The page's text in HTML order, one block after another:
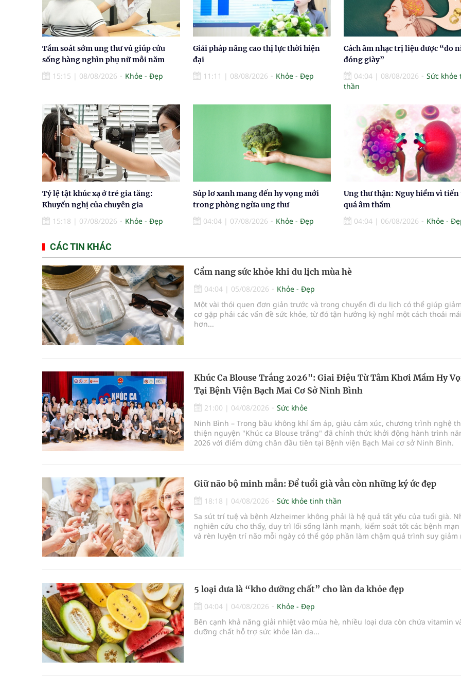
Tầm soát sớm ung thư vú giúp cứu
sống hàng nghìn phụ nữ mỗi năm
15:15 | 08/08/2026 Khỏe - Đẹp
Giải pháp nâng cao thị lực thời hiện
đại
11:11 | 08/08/2026 Khỏe - Đẹp
Cách âm nhạc trị liệu được “đo
đóng giày”
04:04 | 08/08/2026
Sức khỏe
thần
Tỷ lệ tật khúc xạ ở trẻ gia tăng:
Khuyến nghị của chuyên gia
15:18 | 07/08/2026 Khỏe - Đẹp
Súp lơ xanh mang đến hy vọng mới
trong phòng ngừa ung thư
04:04 | 07/08/2026 Khỏe - Đẹp
Ung thư thận: Nguy hiểm vì
quá âm thầm
04:04 | 06/08/2026 Khỏe -
CÁC TIN KHÁC
Cẩm nang sức khỏe khi du lịch mùa hè
04:04 | 05/08/2026
Khỏe - Đẹp
Một vài thói quen đơn giản trước và trong chuyến đi du lịch có thể giúp
cơ gặp phải các vấn đề sức khỏe, từ đó tận hưởng kỳ nghỉ một cách thoải
hơn...
Khúc Ca Blouse Trắng 2026": Giai Điệu Từ Tâm Khơi Mầm Hy
Tại Bệnh Viện Bạch Mai Cơ Sở Ninh Bình
21:00 | 04/08/2026
Sức khỏe
Ninh Bình – Trong bầu không khí ấm áp, giàu cảm xúc, chương trình nghệ
thiện nguyện "Khúc ca Blouse trắng" đã chính thức khởi động hành trình
2026 với điểm dừng chân đầu tiên tại Bệnh viện Bạch Mai cơ sở Ninh Bình.
Giữ não bộ minh mẫn: Để tuổi già vẫn còn những ký ức đẹp
18:18 | 04/08/2026
Sức khỏe tinh thần
Sa sút trí tuệ và bệnh Alzheimer không phải là hệ quả tất yếu của tuổi già.
nghiên cứu cho thấy, duy trì lối sống lành mạnh, kiểm soát tốt các bệnh
và rèn luyện trí não mỗi ngày có thể góp phần làm chậm quá trình suy giảm
5 loại dưa là “kho dưỡng chất” cho làn da khỏe đẹp
04:04 | 04/08/2026
Khỏe - Đẹp
Bên cạnh khả năng giải nhiệt vào mùa hè, nhiều loại dưa còn chứa vitamin
dưỡng chất hỗ trợ sức khỏe làn da...